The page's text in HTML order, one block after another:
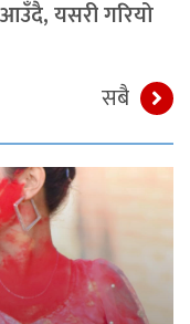
यसरी गरियो
सबै